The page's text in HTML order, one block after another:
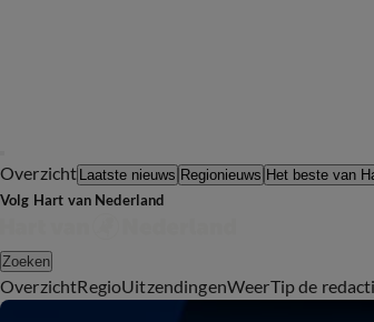
Overzicht Laatste nieuws Regionieuws Het beste van
Volg Hart van Nederland
Zoeken
OverzichtRegioUitzendingenWeerTip de